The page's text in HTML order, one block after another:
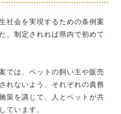
社会を実現するための条例案
。制定されれば県内で初めて
では、ペットの飼い主や販売
れないよう、それぞれの責務
策を講じて、人とペットが共
ています。